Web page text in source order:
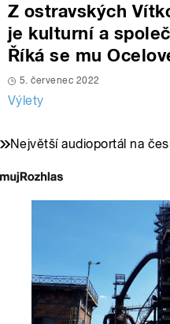
Z ostravských
je kulturní a
Říká se mu
5. červenec 2022
Výlety
Největší audioportál na